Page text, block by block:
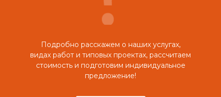
Подробно расскажем о наших услугах,
видах работ и типовых проектах, рассчитаем
стоимость и подготовим индивидуальное
предложение!